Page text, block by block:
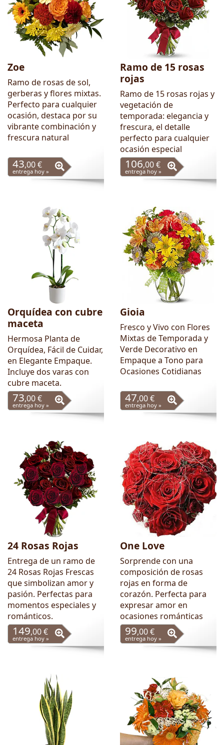
Zoe
Ramo de rosas de sol,
gerberas y flores mixtas.
Perfecto para cualquier
ocasión, destaca por su
vibrante combinación y
frescura natural
43,00 €
entrega hoy »
Ramo de 15 rosas
rojas
Ramo de 15 rosas rojas y
vegetación de
temporada: elegancia y
frescura, el detalle
perfecto para cualquier
ocasión especial
106,00 €
entrega hoy »
Orquídea con cubre
maceta
Hermosa Planta de
Orquídea, Fácil de Cuidar,
en Elegante Empaque.
Incluye dos varas con
cubre maceta.
73,00 €
entrega hoy »
Gioia
Fresco y Vivo con Flores
Mixtas de Temporada y
Verde Decorativo en
Empaque a Tono para
Ocasiones Cotidianas
47,00 €
entrega hoy »
24 Rosas Rojas
Entrega de un ramo de
24 Rosas Rojas Frescas
que simbolizan amor y
pasión. Perfectas para
momentos especiales y
románticos.
149,00 €
entrega hoy »
One Love
Sorprende con una
composición de rosas
rojas en forma de
corazón. Perfecta para
expresar amor en
ocasiones románticas
99,00 €
entrega hoy »